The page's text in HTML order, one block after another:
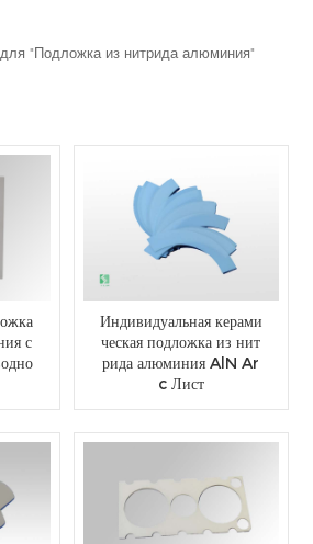
"Подложка из нитрида алюминия"
с
Индивидуальная керами
ческая подложка из нит
рида алюминия AlN Ar
c Лист